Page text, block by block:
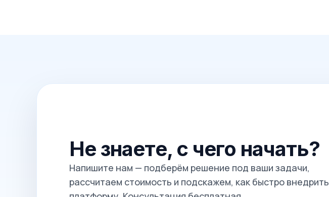
Не знаете, с чего начать?
Напишите нам — подберём решение под ваши задачи,
рассчитаем стоимость и подскажем, как быстро внедрить